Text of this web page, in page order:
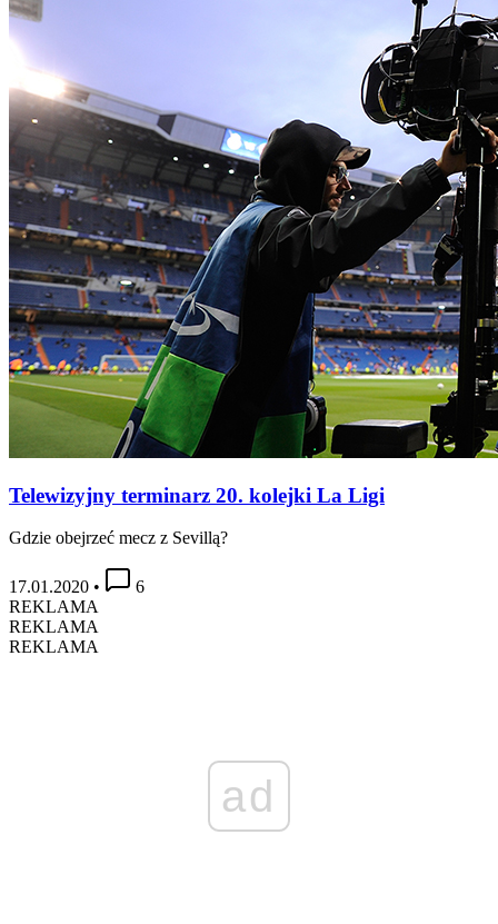
Telewizyjny terminarz 20. kolejki La Ligi
Gdzie obejrzeć mecz z Sevillą?
17.01.2020 •
6
REKLAMA
REKLAMA
REKLAMA
ad